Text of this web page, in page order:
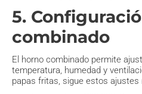
5.
combinado
El horno combinado permite
temperatura, humedad y
papas fritas, sigue estos ajustes